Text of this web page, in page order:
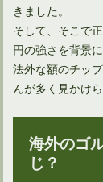
きました。
そして、そこで
円の強さを背景
法外な額のチッ
んが多く見かけ
海外のゴ
じ？